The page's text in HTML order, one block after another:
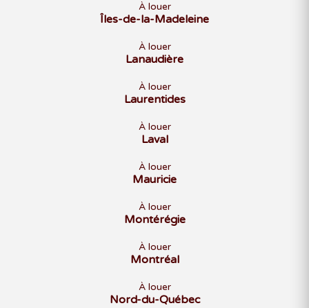
À louer
Îles-de-la-Madeleine
À louer
Lanaudière
À louer
Laurentides
À louer
Laval
À louer
Mauricie
À louer
Montérégie
À louer
Montréal
À louer
Nord-du-Québec